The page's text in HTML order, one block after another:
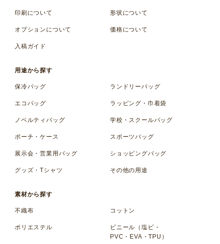
印刷について 形状について
オプションについて 価格について
入稿ガイド
用途から探す
保冷バッグ ランドリーバッグ
エコバッグ ラッピング・巾着袋
ノベルティバッグ 学校・スクールバッグ
ポーチ・ケース スポーツバッグ
展示会・営業用バッグ ショッピングバッグ
グッズ・Tシャツ その他の用途
素材から探す
不織布 コットン
ポリエステル
ビニール（塩ビ・
PVC・EVA・TPU）